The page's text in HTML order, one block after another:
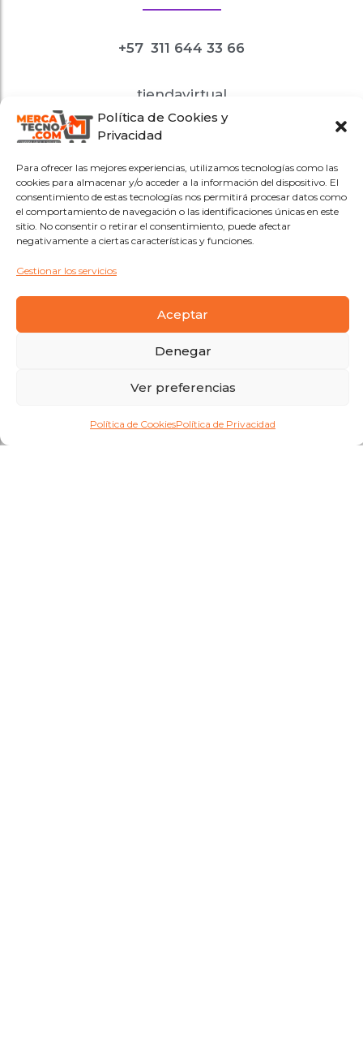
Política de Cookies y
Privacidad
Para ofrecer las mejores experiencias, utilizamos tecnologías como las
consentimiento de estas tecnologías nos permitirá procesar datos como
el comportamiento de navegación o las identificaciones únicas en este
sitio. No consentir o retirar el consentimiento, puede afectar
negativamente a ciertas características y funciones.
Gestionar los servicios
Denegar
Ver preferencias
+57 311 644 33 66
tiendavirtual
@mercatecno.com
@mercatecnopuntocom